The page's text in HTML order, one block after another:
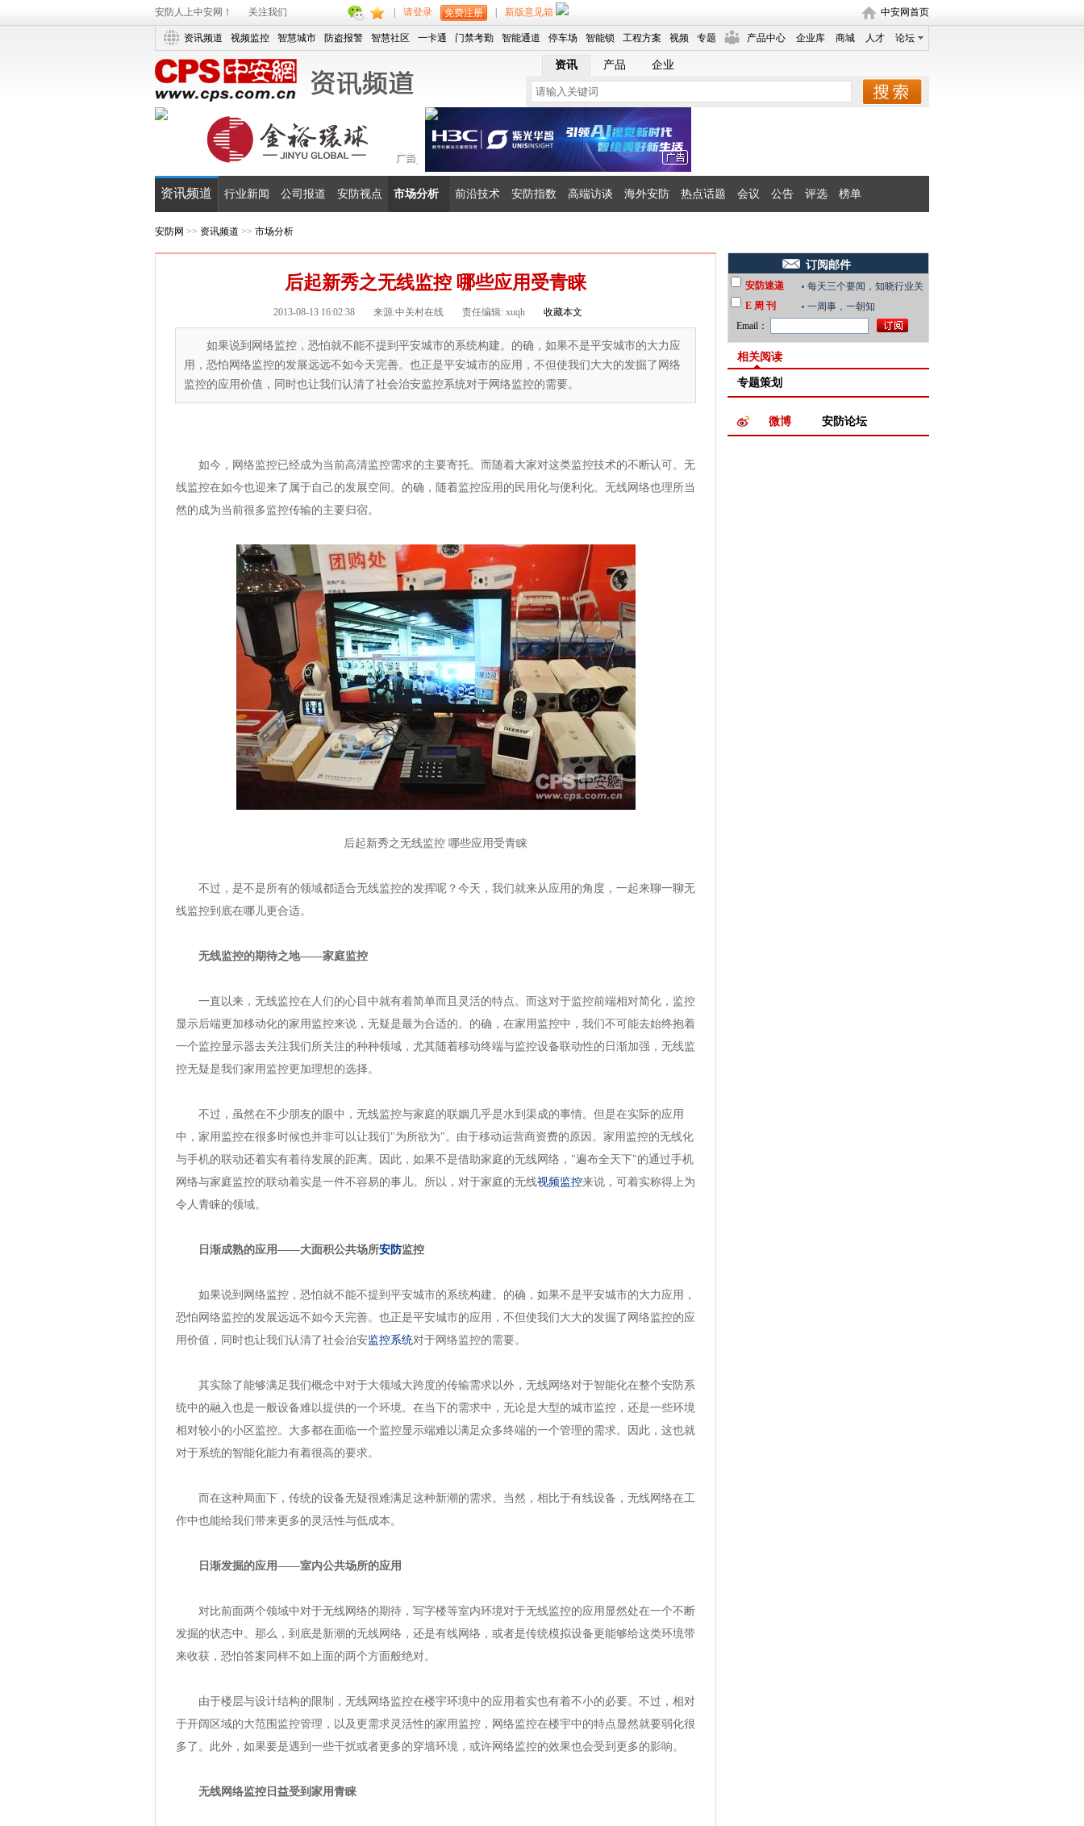
安防人上中安网！ 关注我们 请登录 免费注册 新版意见箱 中安网首页
资讯频道 视频监控 智慧城市 防盗报警 智慧社区 一卡通 门禁考勤 智能通道 停车场 智能锁 工程方案 视频 专题 产品中心 企业库 商城 人才 论坛
资讯 产品 企业
资讯频道 行业新闻 公司报道 安防视点 市场分析 前沿技术 安防指数 高端访谈 海外安防 热点话题 会议 公告 评选 榜单
安防网 >> 资讯频道 >> 市场分析
后起新秀之无线监控 哪些应用受青睐
2013-08-13 16:02:38 来源:中关村在线 责任编辑: xuqh 收藏本文
如果说到网络监控，恐怕就不能不提到平安城市的系统构建。的确，如果不是平安城市的大力应
用，恐怕网络监控的发展远远不如今天完善。也正是平安城市的应用，不但使我们大大的发掘了网络
监控的应用价值，同时也让我们认清了社会治安监控系统对于网络监控的需要。
如今，网络监控已经成为当前高清监控需求的主要寄托。而随着大家对这类监控技术的不断认可。无
线监控在如今也迎来了属于自己的发展空间。的确，随着监控应用的民用化与便利化。无线网络也理所当
然的成为当前很多监控传输的主要归宿。
后起新秀之无线监控 哪些应用受青睐
不过，是不是所有的领域都适合无线监控的发挥呢？今天，我们就来从应用的角度，一起来聊一聊无
线监控到底在哪儿更合适。
无线监控的期待之地——家庭监控
一直以来，无线监控在人们的心目中就有着简单而且灵活的特点。而这对于监控前端相对简化，监控
显示后端更加移动化的家用监控来说，无疑是最为合适的。的确，在家用监控中，我们不可能去始终抱着
一个监控显示器去关注我们所关注的种种领域，尤其随着移动终端与监控设备联动性的日渐加强，无线监
控无疑是我们家用监控更加理想的选择。
不过，虽然在不少朋友的眼中，无线监控与家庭的联姻几乎是水到渠成的事情。但是在实际的应用
中，家用监控在很多时候也并非可以让我们"为所欲为"。由于移动运营商资费的原因。家用监控的无线化
与手机的联动还着实有着待发展的距离。因此，如果不是借助家庭的无线网络，"遍布全天下"的通过手机
网络与家庭监控的联动着实是一件不容易的事儿。所以，对于家庭的无线视频监控来说，可着实称得上为
令人青睐的领域。
日渐成熟的应用——大面积公共场所安防监控
如果说到网络监控，恐怕就不能不提到平安城市的系统构建。的确，如果不是平安城市的大力应用，
恐怕网络监控的发展远远不如今天完善。也正是平安城市的应用，不但使我们大大的发掘了网络监控的应
用价值，同时也让我们认清了社会治安监控系统对于网络监控的需要。
其实除了能够满足我们概念中对于大领域大跨度的传输需求以外，无线网络对于智能化在整个安防系
统中的融入也是一般设备难以提供的一个环境。在当下的需求中，无论是大型的城市监控，还是一些环境
相对较小的小区监控。大多都在面临一个监控显示端难以满足众多终端的一个管理的需求。因此，这也就
对于系统的智能化能力有着很高的要求。
而在这种局面下，传统的设备无疑很难满足这种新潮的需求。当然，相比于有线设备，无线网络在工
作中也能给我们带来更多的灵活性与低成本。
日渐发掘的应用——室内公共场所的应用
对比前面两个领域中对于无线网络的期待，写字楼等室内环境对于无线监控的应用显然处在一个不断
发掘的状态中。那么，到底是新潮的无线网络，还是有线网络，或者是传统模拟设备更能够给这类环境带
来收获，恐怕答案同样不如上面的两个方面般绝对。
由于楼层与设计结构的限制，无线网络监控在楼宇环境中的应用着实也有着不小的必要。不过，相对
于开阔区域的大范围监控管理，以及更需求灵活性的家用监控，网络监控在楼宇中的特点显然就要弱化很
多了。此外，如果要是遇到一些干扰或者更多的穿墙环境，或许网络监控的效果也会受到更多的影响。
无线网络监控日益受到家用青睐
订阅邮件
安防速递
每天三个要闻，知晓行业关
键
E 周 刊
一周事，一朝知
Email：
相关阅读
专题策划
微博 安防论坛